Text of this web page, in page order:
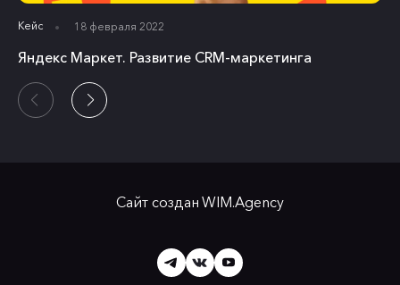
Кейс 18 февраля 2022
Яндекс Маркет. Развитие CRM-маркетинга
Сайт созданWIM.Agency